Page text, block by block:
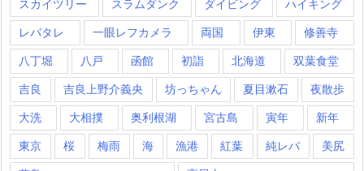
スカイツリー スラムダンク ダイビング ハイキング
レバタレ 一眼レフカメラ 両国 伊東 修善寺
八丁堀 八戸 函館 初詣 北海道 双葉食堂
吉良 吉良上野介義央 坊っちゃん 夏目漱石 夜散歩
大洗 大相撲 奥利根湖 宮古島 寅年 新年
東京 桜 梅雨 海 漁港 紅葉 純レバ 美尻